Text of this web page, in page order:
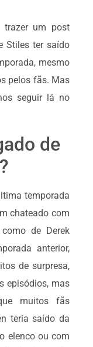
trazer um post
Stiles ter saído
mesmo
pelos fãs. Mas
seguir lá no
de
temporada
chateado com
de Derek
anterior,
de surpresa,
episódios, mas
muitos fãs
teria saído da
elenco ou com